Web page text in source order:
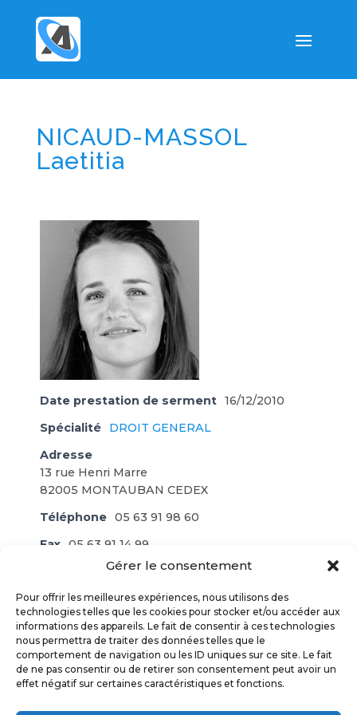
Gérer le consentement
Pour offrir les meilleures expériences, nous utilisons des
technologies telles que les cookies pour stocker et/ou accéder aux
informations des appareils. Le fait de consentir à ces technologies
nous permettra de traiter des données telles que le
comportement de navigation ou les ID uniques sur ce site. Le fait
de ne pas consentir ou de retirer son consentement peut avoir un
effet négatif sur certaines caractéristiques et fonctions.
NICAUD-MASSOL
Laetitia
Date prestation de serment 16/12/2010
Spécialité
DROIT GENERAL
Adresse
13 rue Henri Marre
82005 MONTAUBAN CEDEX
Téléphone 05 63 91 98 60
Fax 05 63 91 14 99
Site Web nicaud-avocat.com
Facebook
facebook.com/nicaud.avocat.montauban